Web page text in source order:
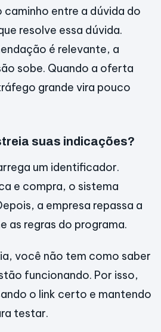
caminho entre a dúvida do
resolve essa dúvida.
é relevante, a
sobe. Quando a oferta
grande vira pouco
suas indicações?
um identificador.
e compra, o sistema
a empresa repassa a
as regras do programa.
você não tem como saber
funcionando. Por isso,
o link certo e mantendo
testar.